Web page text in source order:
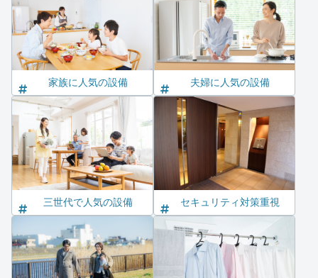
家族に人気の設備 夫婦に人気の設備
三世代で人気の設備 セキュリティ対策重視